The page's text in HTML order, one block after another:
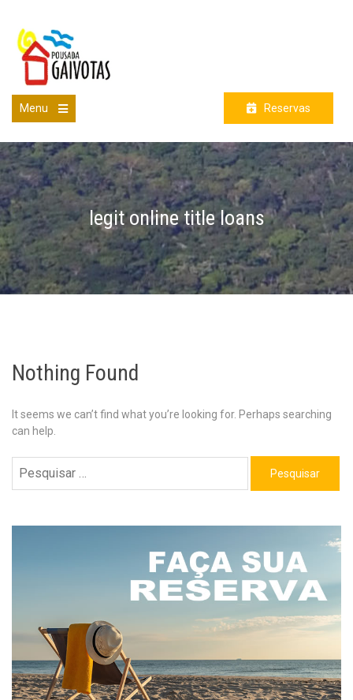
content
Menu
main
menu
Reservas
legit online title loans
Nothing Found
It seems we can’t find what you’re looking for. Perhaps searching
can help.
por: